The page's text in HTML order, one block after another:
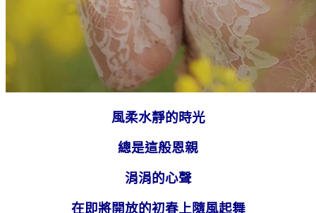
風柔水靜的時光
總是這般恩親
涓涓的心聲
在即將開放的初春上隨風起舞